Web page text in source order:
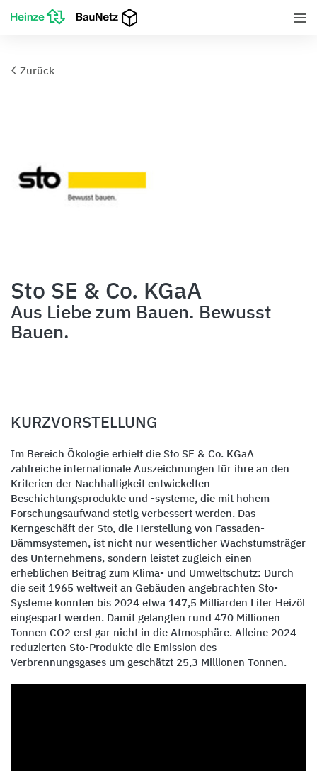
Zurück
Sto SE & Co. KGaA
Aus Liebe zum Bauen. Bewusst
Bauen.
KURZVORSTELLUNG
Im Bereich Ökologie erhielt die Sto SE & Co. KGaA
zahlreiche internationale Auszeichnungen für ihre an den
Kriterien der Nachhaltigkeit entwickelten
Beschichtungsprodukte und -systeme, die mit hohem
Forschungsaufwand stetig verbessert werden. Das
Kerngeschäft der Sto, die Herstellung von Fassaden-
Dämmsystemen, ist nicht nur wesentlicher Wachstumsträger
des Unternehmens, sondern leistet zugleich einen
erheblichen Beitrag zum Klima- und Umweltschutz: Durch
die seit 1965 weltweit an Gebäuden angebrachten Sto-
Systeme konnten bis 2024 etwa 147,5 Milliarden Liter Heizöl
eingespart werden. Damit gelangten rund 470 Millionen
Tonnen CO2 erst gar nicht in die Atmosphäre. Alleine 2024
reduzierten Sto-Produkte die Emission des
Verbrennungsgases um geschätzt 25,3 Millionen Tonnen.